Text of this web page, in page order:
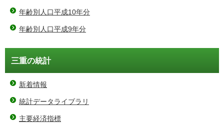
年齢別人口平成10年分
年齢別人口平成9年分
三重の統計
新着情報
統計データライブラリ
主要経済指標